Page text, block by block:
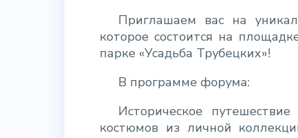
Приглашаем вас на
которое состоится на
парке «Усадьба Трубецких»!
В программе форума:
Историческое
костюмов из личной